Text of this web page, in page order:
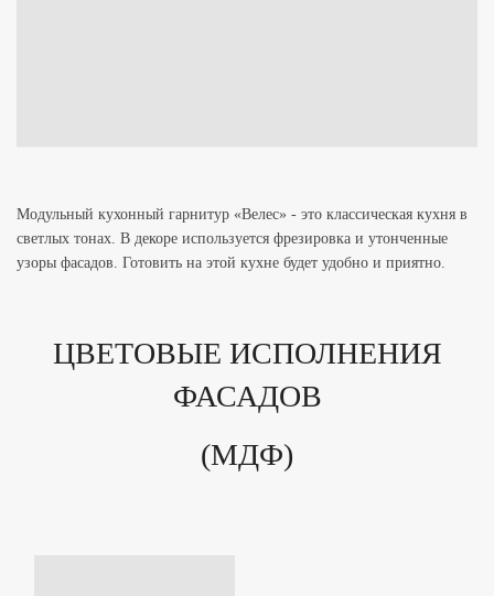
Модульный кухонный гарнитур «Велес» - это классическая кухня в
светлых тонах. В декоре используется фрезировка и утонченные
узоры фасадов. Готовить на этой кухне будет удобно и приятно.
ЦВЕТОВЫЕ ИСПОЛНЕНИЯ
ФАСАДОВ
(МДФ)